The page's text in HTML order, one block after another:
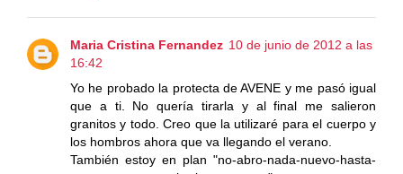
Maria Cristina Fernandez 10 de junio de 2012 a las
16:42
Yo he probado la protecta de AVENE y me pasó igual
que a ti. No quería tirarla y al final me salieron
granitos y todo. Creo que la utilizaré para el cuerpo y
los hombros ahora que va llegando el verano.
También estoy en plan "no-abro-nada-nuevo-hasta-